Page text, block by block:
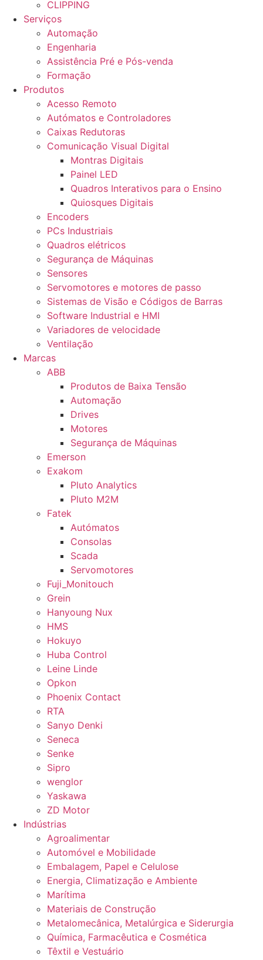
CLIPPING
Serviços
Automação
Engenharia
Assistência Pré e Pós-venda
Formação
Produtos
Acesso Remoto
Autómatos e Controladores
Caixas Redutoras
Comunicação Visual Digital
Montras Digitais
Painel LED
Quadros Interativos para o Ensino
Quiosques Digitais
Encoders
PCs Industriais
Quadros elétricos
Segurança de Máquinas
Sensores
Servomotores e motores de passo
Sistemas de Visão e Códigos de Barras
Software Industrial e HMI
Variadores de velocidade
Ventilação
Marcas
ABB
Produtos de Baixa Tensão
Automação
Drives
Motores
Segurança de Máquinas
Emerson
Exakom
Pluto Analytics
Pluto M2M
Fatek
Autómatos
Consolas
Scada
Servomotores
Fuji_Monitouch
Grein
Hanyoung Nux
HMS
Hokuyo
Huba Control
Leine Linde
Opkon
Phoenix Contact
RTA
Sanyo Denki
Seneca
Senke
Sipro
wenglor
Yaskawa
ZD Motor
Indústrias
Agroalimentar
Automóvel e Mobilidade
Embalagem, Papel e Celulose
Energia, Climatização e Ambiente
Marítima
Materiais de Construção
Metalomecânica, Metalúrgica e Siderurgia
Química, Farmacêutica e Cosmética
Têxtil e Vestuário